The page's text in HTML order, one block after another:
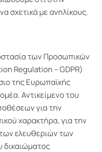
σχετικά με ανηλίκους.
των Προσωπικών
Regulation – GDPR)
της Ευρωπαϊκής
Αντικείμενο του
για την
χαρακτήρα, για την
ελευθεριών των
δικαιώματος